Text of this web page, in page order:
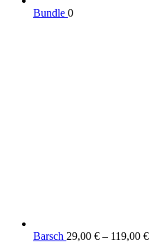
Bundle 0
Barsch 29,00 € – 119,00 €